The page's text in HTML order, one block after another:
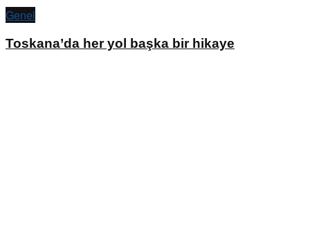
Genel
Toskana’da her yol başka bir hikaye